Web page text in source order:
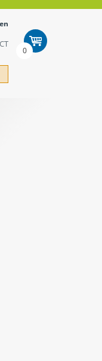
0